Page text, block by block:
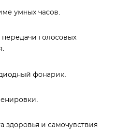
умных часов.
голосовых
фонарик.
и самочувствия